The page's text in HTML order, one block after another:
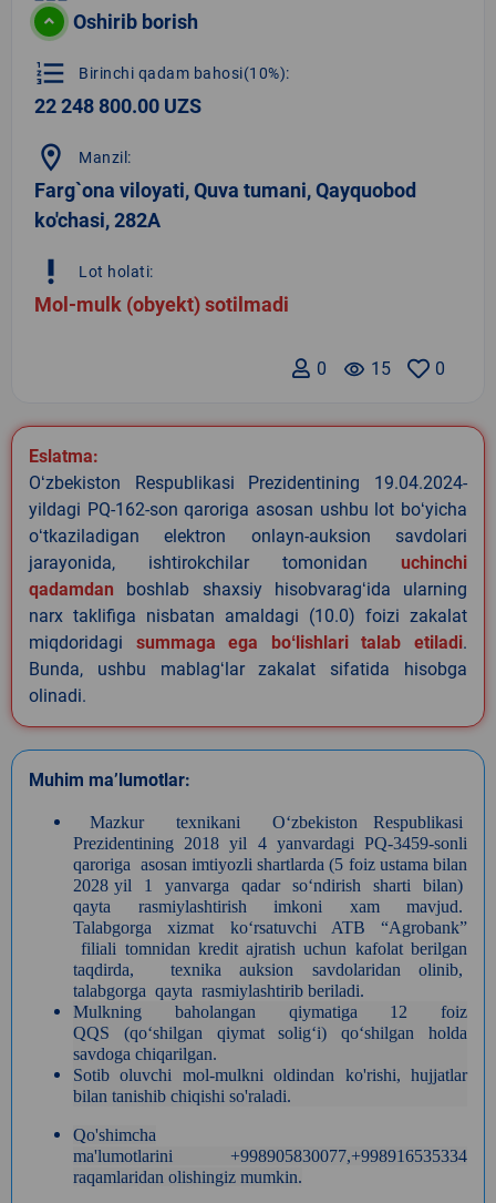
Oshirib borish
format_list_numbered Birinchi qadam bahosi(10%):
22 248 800.00 UZS
location_on Manzil:
Farg`ona viloyati, Quva tumani, Qayquobod
ko'chasi, 282A
priority_high Lot holati:
Mol-mulk (obyekt) sotilmadi
0
remove_red_eye 15
0
Eslatma:
Oʻzbekiston Respublikasi Prezidentining 19.04.2024-
yildagi PQ-162-son qaroriga asosan ushbu lot boʻyicha
oʻtkaziladigan elektron onlayn-auksion savdolari
jarayonida, ishtirokchilar tomonidan uchinchi
qadamdan boshlab shaxsiy hisobvaragʻida ularning
narx taklifiga nisbatan amaldagi (10.0) foizi zakalat
miqdoridagi summaga ega boʻlishlari talab etiladi.
Bunda, ushbu mablagʻlar zakalat sifatida hisobga
olinadi.
Muhim ma’lumotlar:
Mazkur texnikani O‘zbekiston Respublikasi
Prezidentining 2018 yil 4 yanvardagi PQ-3459-sonli
qaroriga asosan imtiyozli shartlarda (5 foiz ustama bilan
2028 yil 1 yanvarga qadar so‘ndirish sharti bilan)
qayta rasmiylashtirish imkoni xam mavjud.
Talabgorga xizmat ko‘rsatuvchi ATB “Agrobank”
filiali tomnidan kredit ajratish uchun kafolat berilgan
taqdirda,
texnika auksion savdolaridan olinib,
talabgorga qayta rasmiylashtirib beriladi.
Mulkning baholangan qiymatiga 12 foiz
QQS (qoʻshilgan qiymat soligʻi) qoʻshilgan holda
savdoga chiqarilgan.
Sotib oluvchi mol-mulkni oldindan ko'rishi, hujjatlar
bilan tanishib chiqishi so'raladi.
Qo'shimcha
ma'lumotlarini +998905830077,+998916535334
raqamlaridan olishingiz mumkin.